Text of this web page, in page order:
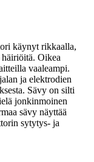
käynyt rikkaalla,
Oikea
vaaleampi.
ja elektrodien
Sävy on silti
jonkinmoinen
sävy näyttää
sytytys- ja